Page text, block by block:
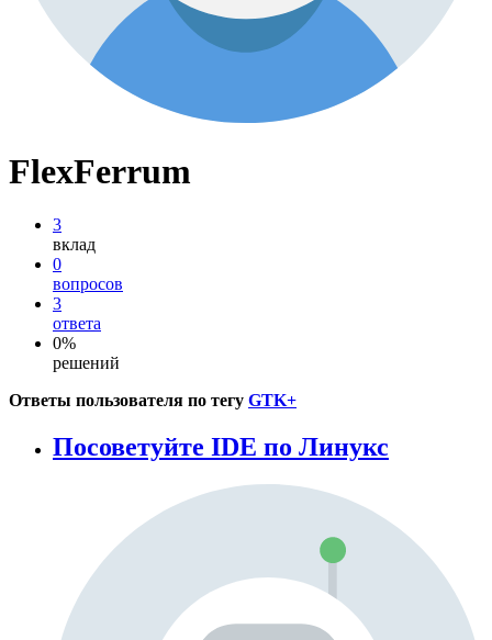
FlexFerrum
3
вклад
0
вопросов
3
ответа
0%
решений
Ответы пользователя по тегу GTK+
Посоветуйте IDE по Линукс